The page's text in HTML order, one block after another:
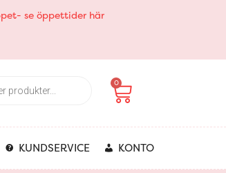
se öppettider här
0
Varukorg
KUNDSERVICE KONTO